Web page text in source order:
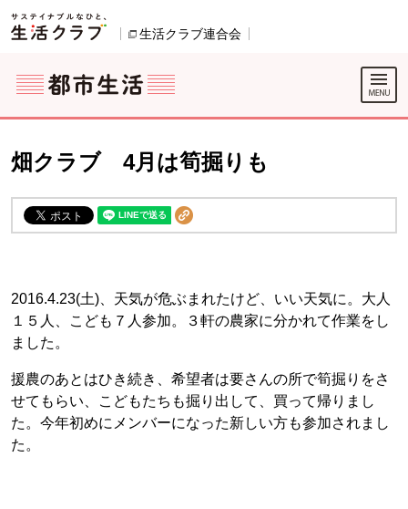
ページの先頭です。
生活クラブ連合会
ここからサイト内共通メニューです。
サイト内共通メニューをスキップする
サイト内共通メニューここまで。
畑クラブ 4月は筍掘りも
2016.4.23(土)、天気が危ぶまれたけど、いい天気に。大人
１５人、こども７人参加。３軒の農家に分かれて作業をし
ました。
援農のあとはひき続き、希望者は要さんの所で筍掘りをさ
せてもらい、こどもたちも掘り出して、買って帰りまし
た。今年初めにメンバーになった新しい方も参加されまし
た。